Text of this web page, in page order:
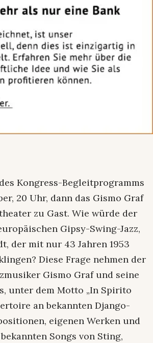
Kongress-Begleitprogramms
20 Uhr, dann das Gismo Graf
zu Gast. Wie würde der
Gipsy-Swing-Jazz,
der mit nur 43 Jahren 1953
Diese Frage nehmen der
Gismo Graf und seine
unter dem Motto „In Spirito
an bekannten Django-
eigenen Werken und
Songs von Sting,